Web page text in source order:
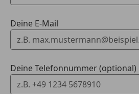
Deine E-Mail
Deine Telefonnummer (optional)